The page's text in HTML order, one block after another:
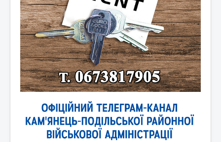
Контакти та зв'язок
Афіша
Відеоматеріали